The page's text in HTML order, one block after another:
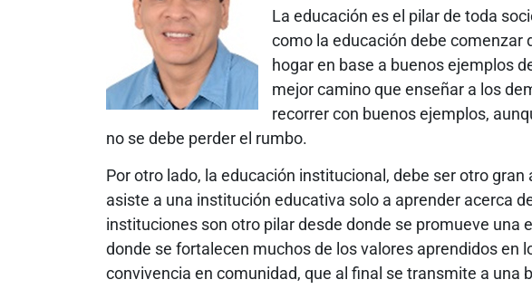
La educación es el pilar de toda
como la educación debe comenzar
hogar en base a buenos ejemplos
mejor camino que enseñar a los
recorrer con buenos ejemplos,
no se debe perder el rumbo.
Por otro lado, la educación institucional, debe ser otro gran
asiste a una institución educativa solo a aprender acerca
instituciones son otro pilar desde donde se promueve una
donde se fortalecen muchos de los valores aprendidos en
convivencia en comunidad, que al final se transmite a una